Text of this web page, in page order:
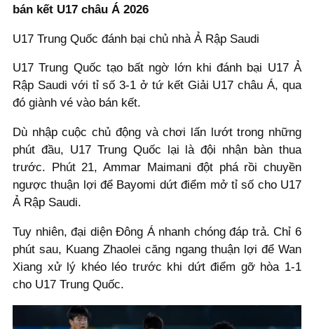
bán kết U17 châu Á 2026
U17 Trung Quốc đánh bại chủ nhà Ả Rập Saudi
U17 Trung Quốc tạo bất ngờ lớn khi đánh bại U17 Ả
Rập Saudi với tỉ số 3-1 ở tứ kết Giải U17 châu Á, qua
đó giành vé vào bán kết.
Dù nhập cuộc chủ động và chơi lấn lướt trong những
phút đầu, U17 Trung Quốc lại là đội nhận bàn thua
trước. Phút 21, Ammar Maimani đột phá rồi chuyền
ngược thuận lợi để Bayomi dứt điểm mở tỉ số cho U17
Ả Rập Saudi.
Tuy nhiên, đại diện Đông Á nhanh chóng đáp trả. Chỉ 6
phút sau, Kuang Zhaolei căng ngang thuận lợi để Wan
Xiang xử lý khéo léo trước khi dứt điểm gỡ hòa 1-1
cho U17 Trung Quốc.